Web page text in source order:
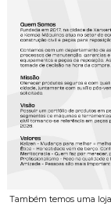
Também temos uma